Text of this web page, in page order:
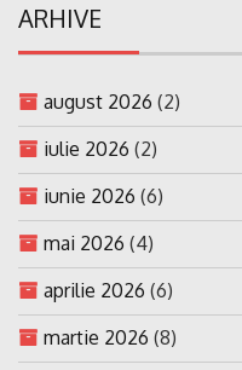
ARHIVE
august 2026 (2)
iulie 2026 (2)
iunie 2026 (6)
mai 2026 (4)
aprilie 2026 (6)
martie 2026 (8)